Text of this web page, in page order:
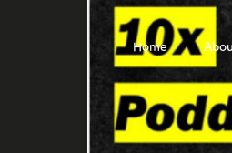
Home